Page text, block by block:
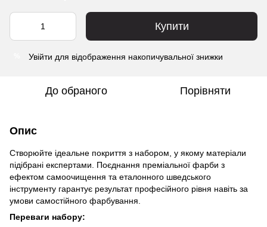
Купити
Увійти для відображення накопичувальної знижки
До обраного Порівняти
Опис
Створюйте ідеальне покриття з набором, у якому матеріали
підібрані експертами. Поєднання преміальної фарби з
ефектом самоочищення та еталонного шведського
інструменту гарантує результат професійного рівня навіть за
умови самостійного фарбування.
Переваги набору: